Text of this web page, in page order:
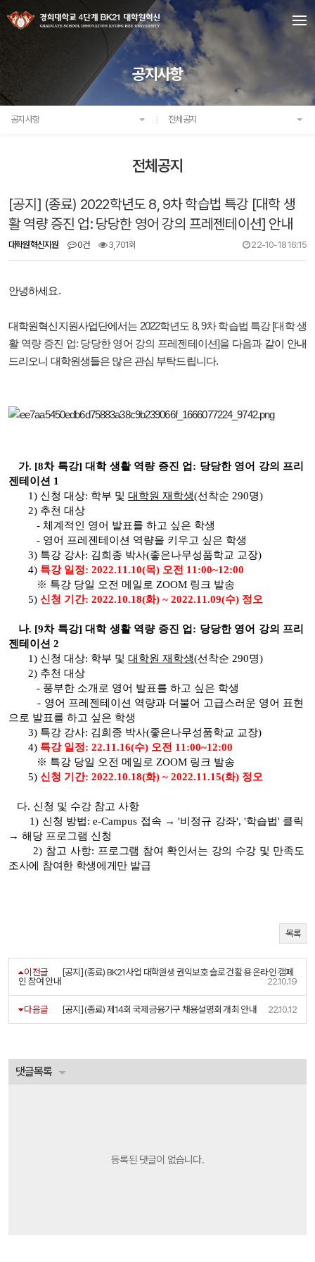
공지사항
공지사항 전체공지
전체공지
[공지] (종료) 2022학년도 8, 9차 학습법 특강 [대학 생
활 역량 증진 업: 당당한 영어 강의 프레젠테이션] 안내
대학원혁신지원 0건 3,701회 22-10-18 16:15
안녕하세요.
대학원혁신지원사업단에서는 2022학년도 8, 9차 학습법 특강 [대학 생
활 역량 증진 업: 당당한 영어 강의 프레젠테이션]을 다음과 같이 안내
드리오니 대학원생들은 많은 관심 부탁드립니다.
가. [8차 특강] 대학 생활 역량 증진 업: 당당한 영어 강의 프리
젠테이션 1
1) 신청 대상: 학부 및 대학원 재학생(선착순 290명)
2) 추천 대상
- 체계적인 영어 발표를 하고 싶은 학생
- 영어 프레젠테이션 역량을 키우고 싶은 학생
3) 특강 강사: 김희종 박사(좋은나무성품학교 교장)
4) 특강 일정: 2022.11.10(목) 오전 11:00~12:00
※ 특강 당일 오전 메일로 ZOOM 링크 발송
5) 신청 기간: 2022.10.18(화) ~ 2022.11.09(수) 정오
나. [9차 특강] 대학 생활 역량 증진 업: 당당한 영어 강의 프리
젠테이션 2
1) 신청 대상: 학부 및 대학원 재학생(선착순 290명)
2) 추천 대상
- 풍부한 소개로 영어 발표를 하고 싶은 학생
- 영어 프레젠테이션 역량과 더불어 고급스러운 영어 표현
으로 발표를 하고 싶은 학생
3) 특강 강사: 김희종 박사(좋은나무성품학교 교장)
4) 특강 일정: 22.11.16(수) 오전 11:00~12:00
※ 특강 당일 오전 메일로 ZOOM 링크 발송
5) 신청 기간: 2022.10.18(화) ~ 2022.11.15(화) 정오
다. 신청 및 수강 참고 사항
1) 신청 방법: e-Campus 접속 → '비정규 강좌', '학습법' 클릭
→ 해당 프로그램 신청
2) 참고 사항: 프로그램 참여 확인서는 강의 수강 및 만족도
조사에 참여한 학생에게만 발급
목록
이전글
[공지] (종료) BK21사업 대학원생 권익보호 슬로건 활용 온라인 캠페
인 참여 안내
22.10.19
다음글 [공지] (종료) 제14회 국제금융기구 채용설명회 개최 안내 22.10.12
댓글목록
등록된 댓글이 없습니다.